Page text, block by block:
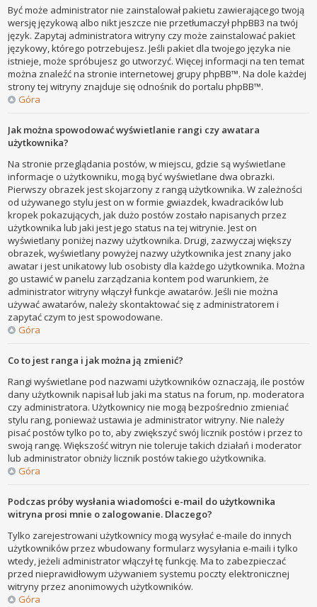
Być może administrator nie zainstalował pakietu zawierającego twoją
wersję językową albo nikt jeszcze nie przetłumaczył phpBB3 na twój
język. Zapytaj administratora witryny czy może zainstalować pakiet
językowy, którego potrzebujesz. Jeśli pakiet dla twojego języka nie
istnieje, może spróbujesz go utworzyć. Więcej informacji na ten temat
można znaleźć na stronie internetowej grupy phpBB™. Na dole każdej
strony tej witryny znajduje się odnośnik do portalu phpBB™.
Góra
Jak można spowodować wyświetlanie rangi czy awatara
użytkownika?
Na stronie przeglądania postów, w miejscu, gdzie są wyświetlane
informacje o użytkowniku, mogą być wyświetlane dwa obrazki.
Pierwszy obrazek jest skojarzony z rangą użytkownika. W zależności
od używanego stylu jest on w formie gwiazdek, kwadracików lub
kropek pokazujących, jak dużo postów zostało napisanych przez
użytkownika lub jaki jest jego status na tej witrynie. Jest on
wyświetlany poniżej nazwy użytkownika. Drugi, zazwyczaj większy
obrazek, wyświetlany powyżej nazwy użytkownika jest znany jako
awatar i jest unikatowy lub osobisty dla każdego użytkownika. Można
go ustawić w panelu zarządzania kontem pod warunkiem, że
administrator witryny włączył funkcje awatarów. Jeśli nie można
używać awatarów, należy skontaktować się z administratorem i
zapytać czym to jest spowodowane.
Góra
Co to jest ranga i jak można ją zmienić?
Rangi wyświetlane pod nazwami użytkowników oznaczają, ile postów
dany użytkownik napisał lub jaki ma status na forum, np. moderatora
czy administratora. Użytkownicy nie mogą bezpośrednio zmieniać
stylu rang, ponieważ ustawia je administrator witryny. Nie należy
pisać postów tylko po to, aby zwiększyć swój licznik postów i przez to
swoją rangę. Większość witryn nie toleruje takich działań i moderator
lub administrator obniży licznik postów takiego użytkownika.
Góra
Podczas próby wysłania wiadomości e-mail do użytkownika
witryna prosi mnie o zalogowanie. Dlaczego?
Tylko zarejestrowani użytkownicy mogą wysyłać e-maile do innych
użytkowników przez wbudowany formularz wysyłania e-maili i tylko
wtedy, jeżeli administrator włączył tę funkcję. Ma to zabezpieczać
przed nieprawidłowym używaniem systemu poczty elektronicznej
witryny przez anonimowych użytkowników.
Góra